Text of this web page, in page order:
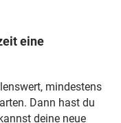
eine
mindestens
Dann hast du
deine neue